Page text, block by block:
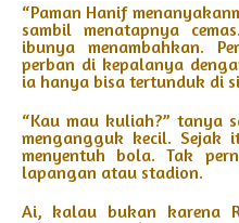
“Paman Hanif
sambil menatapnya
ibunya menambahkan.
perban di kepalanya
ia hanya bisa tertunduk di
“Kau mau kuliah?” tanya
mengangguk kecil.
menyentuh bola. Tak
lapangan atau stadion.
Ai, kalau bukan karena